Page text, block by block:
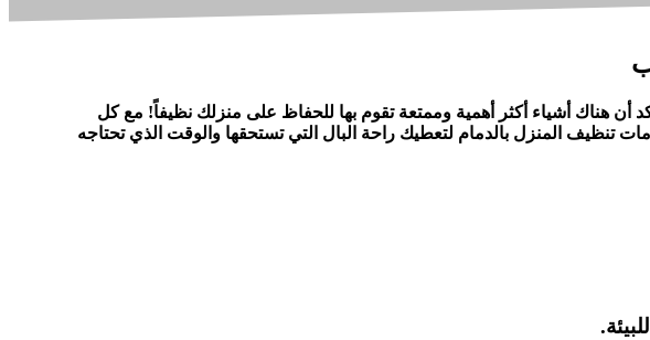
هناك أشياء أكثر أهمية وممتعة تقوم بها للحفاظ على منزلك نظيفاً! مع كل
تنظيف المنزل بالدمام لتعطيك راحة البال التي تستحقها والوقت الذي تحتاجه